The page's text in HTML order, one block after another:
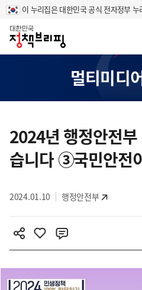
이 누리집은 대한민국 공식 전자정부 누
홈
멀티미디
텐
츠
영
2024년 행정안전
습니다 ③국민안전
2024.01.10 행정안전부